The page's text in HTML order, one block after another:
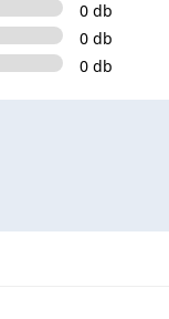
0 db
0 db
0 db